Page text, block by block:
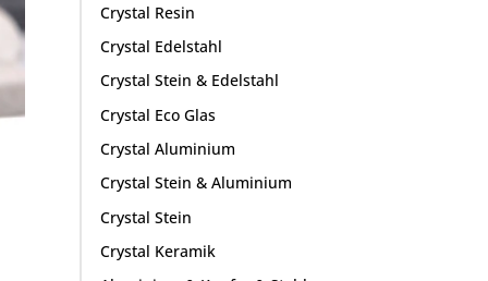
Crystal Resin
Crystal Edelstahl
Crystal Stein & Edelstahl
Crystal Eco Glas
Crystal Aluminium
Crystal Stein & Aluminium
Crystal Stein
Crystal Keramik